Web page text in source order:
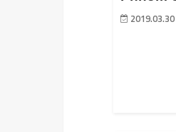
2019.03.30